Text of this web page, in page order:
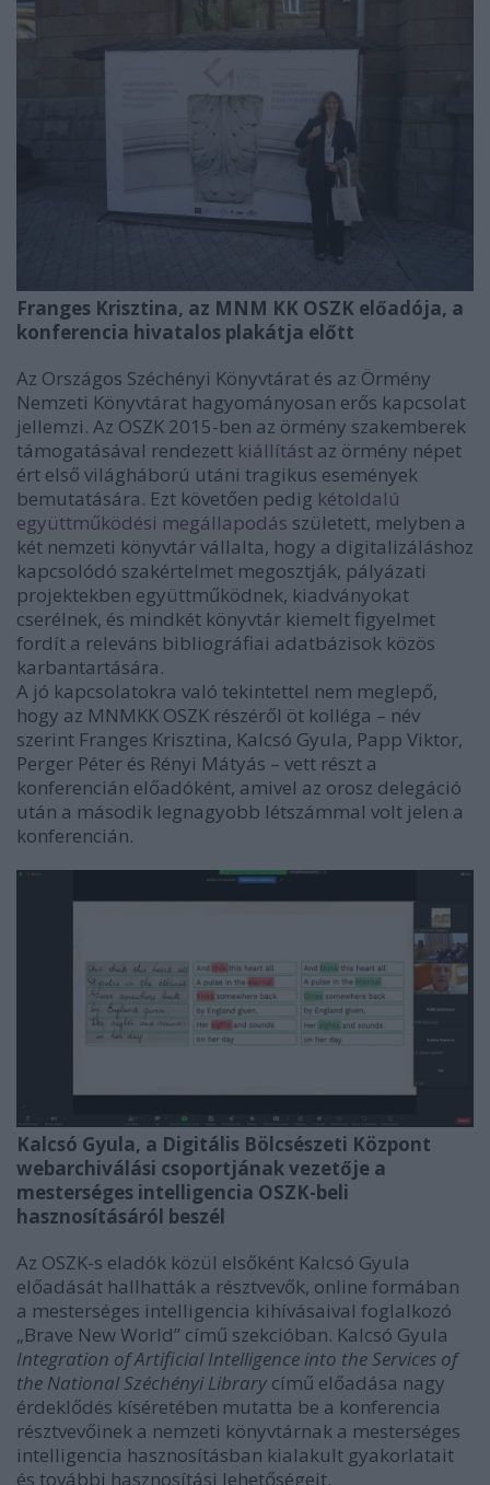
Franges Krisztina, az MNM KK OSZK előadója, a
konferencia hivatalos plakátja előtt
Az Országos Széchényi Könyvtárat és az Örmény
Nemzeti Könyvtárat hagyományosan erős kapcsolat
jellemzi. Az OSZK 2015-ben az örmény szakemberek
támogatásával rendezett kiállítást az örmény népet
ért első világháború utáni tragikus események
bemutatására. Ezt követően pedig kétoldalú
együttműködési megállapodás született, melyben a
két nemzeti könyvtár vállalta, hogy a digitalizáláshoz
kapcsolódó szakértelmet megosztják, pályázati
projektekben együttműködnek, kiadványokat
cserélnek, és mindkét könyvtár kiemelt figyelmet
fordít a releváns bibliográfiai adatbázisok közös
karbantartására.
A jó kapcsolatokra való tekintettel nem meglepő,
hogy az MNMKK OSZK részéről öt kolléga – név
szerint Franges Krisztina, Kalcsó Gyula, Papp Viktor,
Perger Péter és Rényi Mátyás – vett részt a
konferencián előadóként, amivel az orosz delegáció
után a második legnagyobb létszámmal volt jelen a
konferencián.
Kalcsó Gyula, a Digitális Bölcsészeti Központ
webarchiválási csoportjának vezetője a
mesterséges intelligencia OSZK-beli
hasznosításáról beszél
Az OSZK-s eladók közül elsőként Kalcsó Gyula
előadását hallhatták a résztvevők, online formában
a mesterséges intelligencia kihívásaival foglalkozó
„Brave New World” című szekcióban. Kalcsó Gyula
Integration of Artificial Intelligence into the Services of
the National Széchényi Library című előadása nagy
érdeklődés kíséretében mutatta be a konferencia
résztvevőinek a nemzeti könyvtárnak a mesterséges
intelligencia hasznosításban kialakult gyakorlatait
és további hasznosítási lehetőségeit.